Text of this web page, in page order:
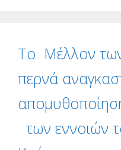
Το Μέλλον
περνά
των εννοιών